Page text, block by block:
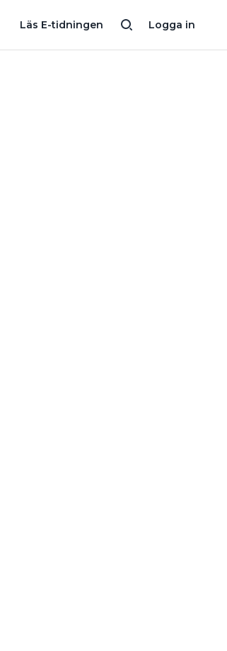
Logga in
Läs E-tidningen
EL I TOPP BLAND POPULÄRASTE